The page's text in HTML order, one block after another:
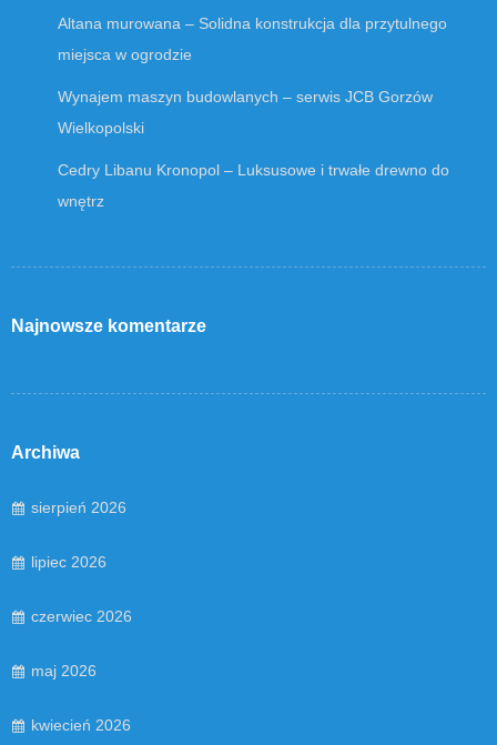
Altana murowana – Solidna konstrukcja dla przytulnego
miejsca w ogrodzie
Wynajem maszyn budowlanych – serwis JCB Gorzów
Wielkopolski
Cedry Libanu Kronopol – Luksusowe i trwałe drewno do
wnętrz
Najnowsze komentarze
Archiwa
sierpień 2026
lipiec 2026
czerwiec 2026
maj 2026
kwiecień 2026